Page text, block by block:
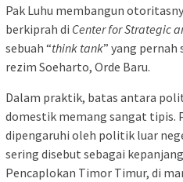
Pak Luhu membangun
berkiprah di Center for Strategic
sebuah “think tank” yang pernah
rezim Soeharto, Orde Baru.
Dalam praktik, batas antara
domestik memang sangat tipis.
dipengaruhi oleh politik luar
sering disebut sebagai
Pencaplokan Timor Timur, di